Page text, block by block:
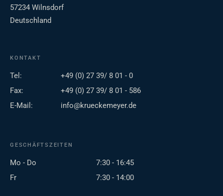
57234 Wilnsdorf
Deutschland
KONTAKT
Tel:
+49 (0) 27 39/ 8 01 - 0
Fax:
+49 (0) 27 39/ 8 01 - 586
E-Mail:
info@krueckemeyer.de
GESCHÄFTSZEITEN
Mo - Do
7:30 - 16:45
Fr
7:30 - 14:00